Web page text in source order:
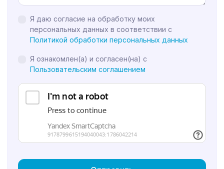
Я даю согласие на обработку моих
персональных данных в соответствии с
Политикой обработки персональных данных
Я ознакомлен(а) и согласен(на) с
Пользовательским соглашением